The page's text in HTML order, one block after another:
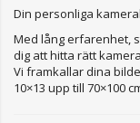
Din personliga
Med lång erfarenhet,
dig att hitta rätt
Vi framkallar dina
10×13 upp till 70×100